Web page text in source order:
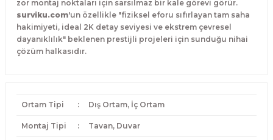
zor montaj noktaları için sarsılmaz bir kale görevi görür.
surviku.com'un özellikle "fiziksel eforu sıfırlayan tam saha
hakimiyeti, ideal 2K detay seviyesi ve ekstrem çevresel
dayanıklılık" beklenen prestijli projeleri için sunduğu nihai
çözüm halkasıdır.
Ortam Tipi : Dış Ortam, İç Ortam
Montaj Tipi : Tavan, Duvar